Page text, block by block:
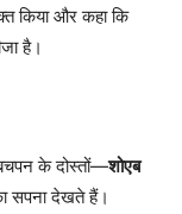
किया और कहा कि
है।
के दोस्तों—शोएब
सपना देखते हैं।